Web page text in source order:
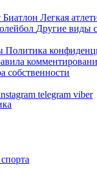
Биатлон Легкая
Другие виды
Политика
собственности
telegram viber